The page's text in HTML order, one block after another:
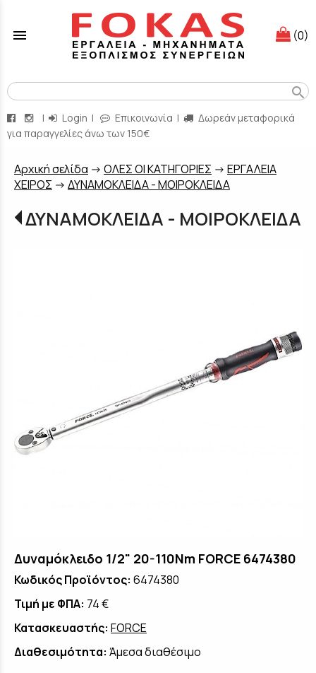
menu (0)
search
| Login | Επικοινωνία |
Δωρεάν μεταφορικά
για παραγγελίες άνω των 150€
Aρχική σελίδα -> ΟΛΕΣ ΟΙ ΚΑΤΗΓΟΡΙΕΣ -> ΕΡΓΑΛΕΙΑ
ΧΕΙΡΟΣ -> ΔΥΝΑΜΟΚΛΕΙΔΑ - ΜΟΙΡΟΚΛΕΙΔΑ
ΔΥΝΑΜΟΚΛΕΙΔΑ - ΜΟΙΡΟΚΛΕΙΔΑ
Δυναμόκλειδο 1/2" 20-110Nm FORCE 6474380
Κωδικός Προϊόντος: 6474380
Τιμή με ΦΠΑ: 74 €
Κατασκευαστής: FORCE
Διαθεσιμότητα: Άμεσα διαθέσιμο